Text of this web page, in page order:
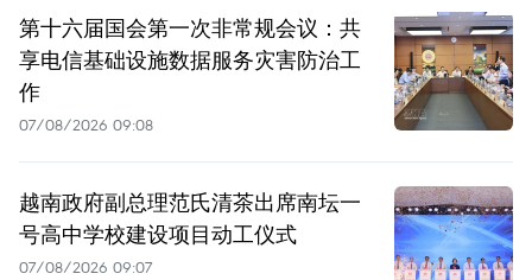
第十六届国会第一次非常规会议：共
享电信基础设施数据服务灾害防治工
作
07/08/2026 09:08
越南政府副总理范氏清茶出席南坛一
号高中学校建设项目动工仪式
07/08/2026 09:07